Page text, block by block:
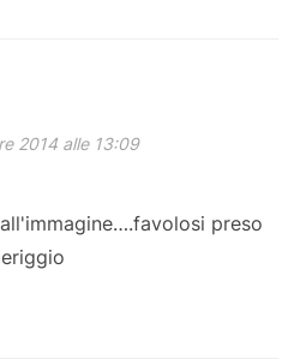
2014 alle 13:09
preso